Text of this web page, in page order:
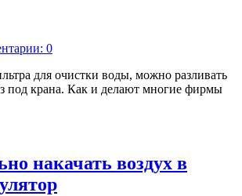
0
для очистки воды, можно разливать
под крана. Как и делают многие фирмы
накачать воздух в